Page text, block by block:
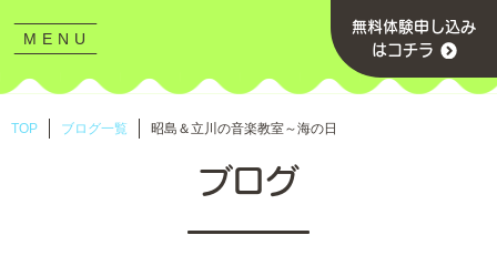
MENU
無料体験申し込み
はコチラ
TOP ブログ一覧 昭島＆立川の音楽教室～海の日
ブログ